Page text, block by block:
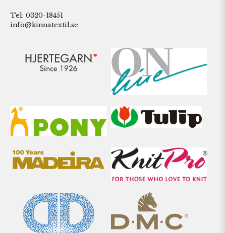
Tel: 0320-18451
info@kinnatextil.se